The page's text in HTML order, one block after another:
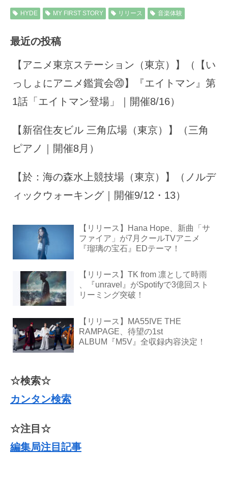
HYDE MY FIRST STORY リリース 音楽体験
最近の投稿
【アニメ東京ステーション（東京）】（【い
っしょにアニメ鑑賞会⑳】『エイトマン』第
1話「エイトマン登場」｜開催8/16）
【新宿住友ビル 三角広場（東京）】（三角
ピアノ｜開催8月）
【於：海の森水上競技場（東京）】（ノルデ
ィックウォーキング｜開催9/12・13）
【リリース】Hana Hope、新曲「サ
ファイア」が7月クールTVアニメ
『瑠璃の宝石』EDテーマ！
【リリース】TK from 凛として時雨
、『unravel』がSpotifyで3億回スト
リーミング突破！
【リリース】MA55IVE THE
RAMPAGE、待望の1st
ALBUM『M5V』全収録内容決定！
☆検索☆
カンタン検索
☆注目☆
編集局注目記事